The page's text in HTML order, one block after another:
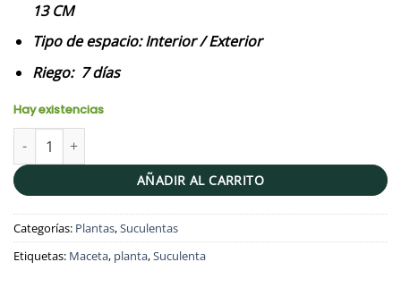
13 CM
Tipo de espacio: Interior / Exterior
Riego: 7 días
Hay existencias
MACETA RINO | 21CM cantidad
AÑADIR AL CARRITO
Categorías: Plantas,Suculentas
Etiquetas: Maceta, planta,Suculenta